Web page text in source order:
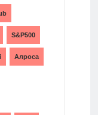
S&P500
Алроса